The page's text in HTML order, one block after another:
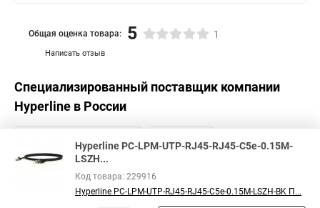
Написать отзыв
Общая оценка товара: 5 1
Специализированный поставщик компании
Hyperline в России
Hyperline PC-LPM-UTP-RJ45-RJ45-C5e-0.15M-
LSZH...
Код товара: 229916
Hyperline PC-LPM-UTP-RJ45-RJ45-C5e-0.15M-LSZH-BK П...